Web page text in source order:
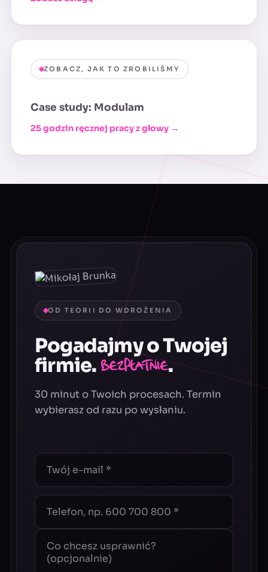
ZOBACZ, JAK TO ZROBILIŚMY
Case study: Modulam
25 godzin ręcznej pracy z głowy →
OD TEORII DO WDROŻENIA
Pogadajmy o Twojej
firmie. Bezpłatnie.
30 minut o Twoich procesach. Termin
wybierasz od razu po wysłaniu.